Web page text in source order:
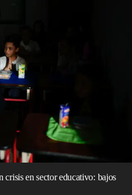
crisis en sector educativo: bajos